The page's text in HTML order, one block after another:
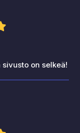
on selkeä!